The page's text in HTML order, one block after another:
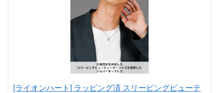
[ライオンハート] ラッピング済 スリーピングビューテ